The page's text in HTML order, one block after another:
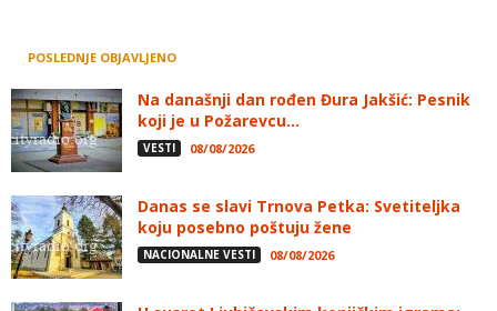
POSLEDNJE OBJAVLJENO
Na današnji dan rođen Đura Jakšić: Pesnik
koji je u Požarevcu...
VESTI 08/08/2026
Danas se slavi Trnova Petka: Svetiteljka
koju posebno poštuju žene
NACIONALNE VESTI 08/08/2026